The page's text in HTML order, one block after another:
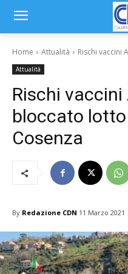
Home Attualità Rischi vaccini
Attualità
Rischi
bloccato
Cosenza
By Redazione CDN 11 Marzo 2021